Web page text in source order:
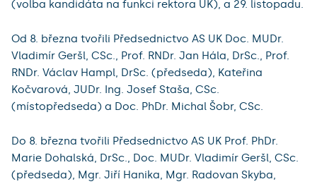
(volba kandidáta na funkci rektora UK), a 29. listopadu.
Od 8. března tvořili Předsednictvo AS UK Doc. MUDr.
Vladimír Geršl, CSc., Prof. RNDr. Jan Hála, DrSc., Prof.
RNDr. Václav Hampl, DrSc. (předseda), Kateřina
Kočvarová, JUDr. Ing. Josef Staša, CSc.
(místopředseda) a Doc. PhDr. Michal Šobr, CSc.
Do 8. března tvořili Předsednictvo AS UK Prof. PhDr.
Marie Dohalská, DrSc., Doc. MUDr. Vladimír Geršl, CSc.
(předseda), Mgr. Jiří Hanika, Mgr. Radovan Skyba,